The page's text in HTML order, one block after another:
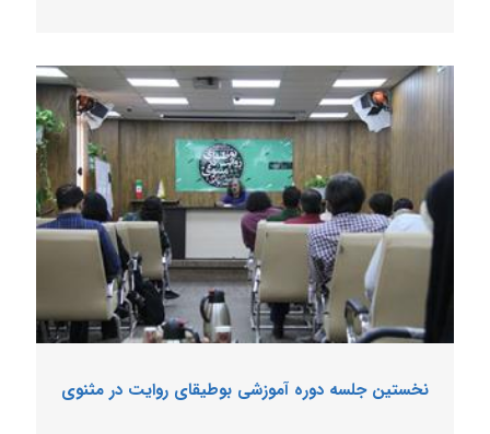
نخستین جلسه دوره آموزشی بوطیقای روایت در مثنوی